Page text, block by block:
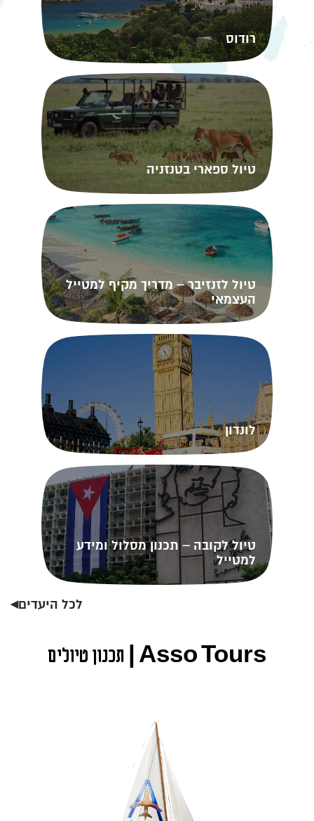
רודוס
טיול ספארי בטנזניה
טיול לזנזיבר – מדריך מקיף למטייל
העצמאי
לונדון
טיול לקובה – תכנון מסלול ומידע
למטייל
לכל היעדים◂
Asso Tours | תכנון טיולים